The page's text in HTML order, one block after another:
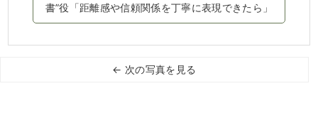
書”役「距離感や信頼関係を丁寧に表現できたら」
← 次の写真を見る